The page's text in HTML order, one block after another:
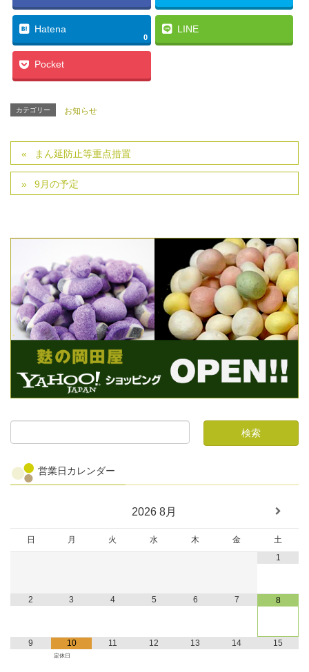
Hatena
0
LINE
Pocket
カテゴリー お知らせ
まん延防止等重点措置
9月の予定
営業日カレンダー
2026 8月
日 月 火 水 木 金
土
1
2 3 4 5 6 7 8
9 10
定休日
11 12 13 14 15